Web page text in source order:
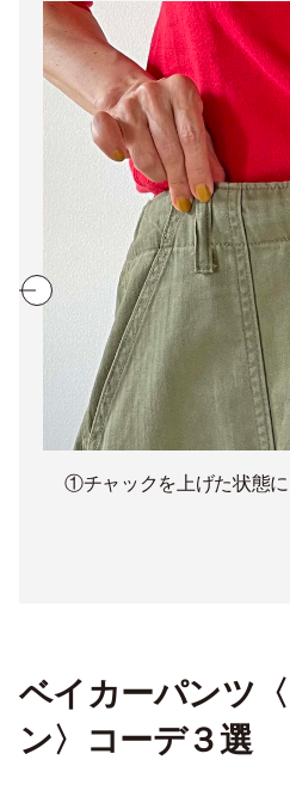
①チャックを上げた状態
ベイカーパンツ
ン〉コーデ３選